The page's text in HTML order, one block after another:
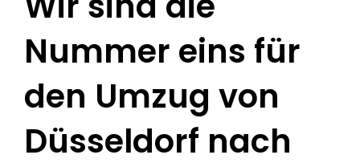
Nummer eins für
den Umzug von
Düsseldorf nach